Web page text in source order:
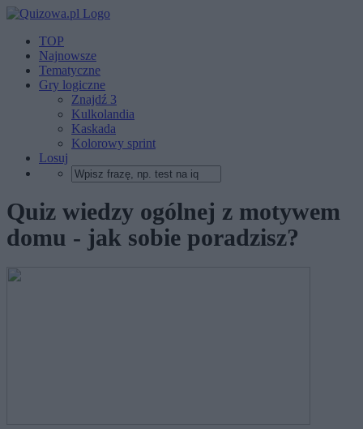
TOP
Najnowsze
Tematyczne
Gry logiczne
Znajdź 3
Kulkolandia
Kaskada
Kolorowy sprint
Losuj
Quiz wiedzy ogólnej z motywem
domu - jak sobie poradzisz?